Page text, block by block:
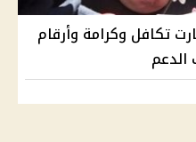
تكافل وكرامة وأرقام